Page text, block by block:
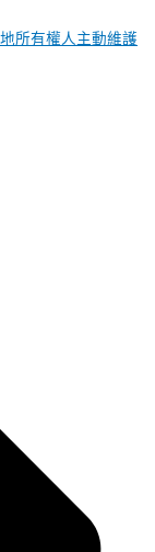
所有權人主動維護